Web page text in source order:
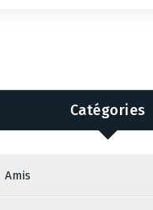
Catégories
Amis